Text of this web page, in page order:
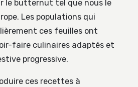
le butternut tel que nous le
Les populations qui
ces feuilles ont
faire culinaires adaptés et
progressive.
ces recettes à